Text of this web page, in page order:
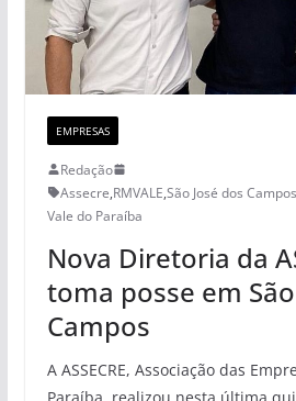
EMPRESAS
Redação
Assecre,RMVALE,São José dos Campos
Vale do Paraíba
Nova Diretoria da
toma posse em
Campos
A ASSECRE, Associação das
Paraíba, realizou nesta última